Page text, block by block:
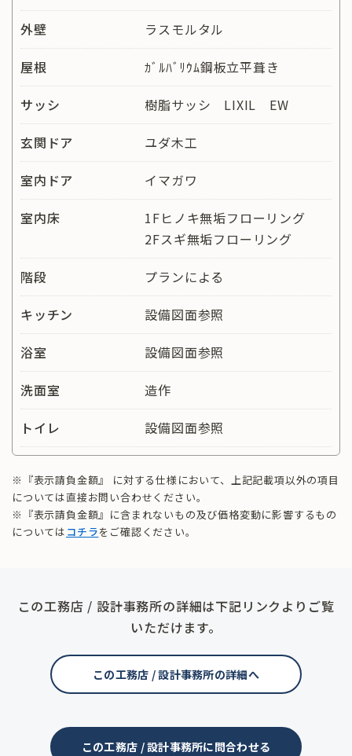
外壁
ラスモルタル
屋根
ｶﾞﾙﾊﾞﾘｳﾑ鋼板立平葺き
サッシ
樹脂サッシ LIXIL EW
玄関ドア
ユダ木工
室内ドア
イマガワ
室内床
1Fヒノキ無垢フローリング
2Fスギ無垢フローリング
階段
プランによる
キッチン
設備図面参照
浴室
設備図面参照
洗面室
造作
トイレ
設備図面参照
※『表示請負金額』 に対する仕様において、上記記載項以外の項目
については直接お問い合わせください。
※『表示請負金額』に含まれないもの及び価格変動に影響するもの
については コチラをご確認ください。
この工務店 / 設計事務所の詳細は下記リンクよりご覧
いただけます。
この工務店 / 設計事務所の詳細へ
この工務店 / 設計事務所に問合わせる